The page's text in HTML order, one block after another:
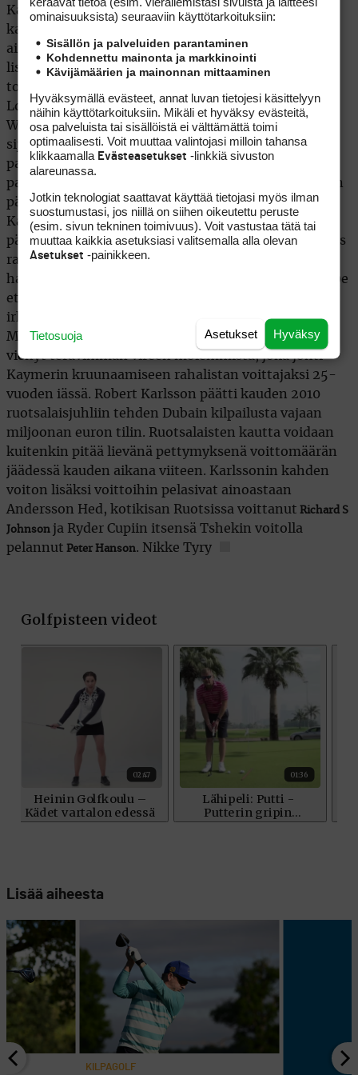
Kaymerille ,Woodsille ,Mickelsonille ja hänelle itselleen
kaapin paikan sijoittumalla parhaiten nelikosta
ainoastaan Molinarille hävinneenä. Ykköspaikan
lisäksi CV:hen merkittiin Westyn voitto Atlantin
toiselta puolelta St.Jude Classicista.
Loukkaantumisista kärsinyt R2D-listan kolmonen
Westwood pelasi kuitenkin upean kauden
sijoituttuaan 14:ssä startissaan kuusi kertaa viiden
parhaan joukkoon ja täten nousten maailman
parhaaksi. Westy piti paikkansa myös Dubain kauden
päätöskilpailun jälkeen sijoittuessaan Martin
Kaymerin edelle kolmannelle sijalle. Kauden
päättäneessäDubai World Championshipkilpailussa lataus
rahalistan voiton osalta kaatui Greame McDowellin
harteille. Pohjois-irkun olisi pitänyt kuroa n.400 000e
etumatka Kaymeriin kiinni. Kyseinen olisi vaatinut
irkulta mielellään top-2 sijoitusta. Kaymerin ja
McDowellin upea kausi oli kuitenkin väsyttänyt tai
vienyt terävimmän vireen molemmista, joka johti
Kaymerin kruunaamiseen rahalistan voittajaksi 25-
vuoden iässä. Robert Karlsson päätti kauden 2010
ruotsalaisjuhliin tehden Dubain kilpailusta vajaan
miljoonan euron tilin. Ruotsalaisten kautta voidaan
kuitenkin pitää lievänä pettymyksenä voittomäärän
jäädessä kauden aikana viiteen. Karlssonin kahden
voiton lisäksi voittoihin pelasivat ainoastaan
Andersson Hed, kotikisan Ruotsissa voittanut Richard S
Johnson ja Ryder Cupiin itsensä Tshekin voitolla
pelannut Peter Hanson. Nikke Tyry
Lisää aiheesta
KILPAGOLF
ominaisuuk­sista) seuraaviin käyttötarkoituksiin:
Sisällön ja palveluiden parantaminen
Kohdennettu mainonta ja markkinointi
Kävijämäärien ja mainonnan mittaaminen
Hyväksymällä evästeet, annat luvan tietojesi käsittelyyn
näihin käyttötarkoituksiin. Mikäli et hyväksy evästeitä,
osa palveluista tai sisällöistä ei välttämättä toimi
optimaalisesti. Voit muuttaa valintojasi milloin tahansa
klikkaamalla Evästeasetukset -linkkiä sivuston
alareunassa.
Jotkin teknologiat saattavat käyttää tietojasi myös ilman
suostumustasi, jos niillä on siihen oikeutettu peruste
(esim. sivun tekninen toimivuus). Voit vastustaa tätä tai
muuttaa kaikkia asetuksiasi valitsemalla alla olevan
Asetukset -painikkeen.
Hyväksy
Asetukset
Tietosuoja